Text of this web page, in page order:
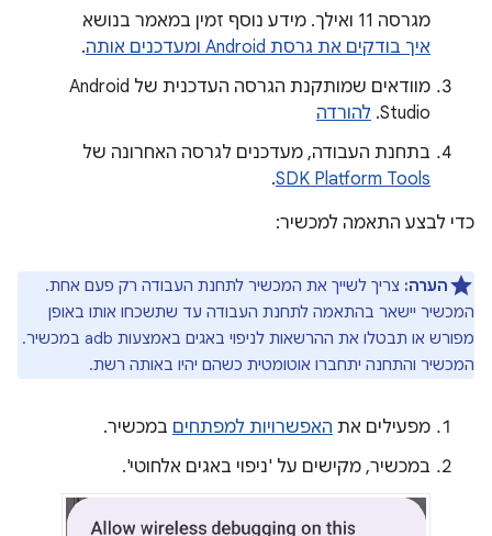
מגרסה 11 ואילך. מידע נוסף זמין במאמר בנושא
איך בודקים את גרסת Android ומעדכנים אותה
.
מוודאים שמותקנת הגרסה העדכנית של Android
Studio. להורדה
בתחנת העבודה, מעדכנים לגרסה האחרונה של
SDK Platform Tools
.
כדי לבצע התאמה למכשיר:
הערה: צריך לשייך את המכשיר לתחנת העבודה רק פעם אחת.
המכשיר יישאר בהתאמה לתחנת העבודה עד שתשכחו אותו באופן
מפורש או תבטלו את ההרשאות לניפוי באגים באמצעות adb במכשיר.
המכשיר והתחנה יתחברו אוטומטית כשהם יהיו באותה רשת.
מפעילים את האפשרויות למפתחים במכשיר.
במכשיר, מקישים על 'ניפוי באגים אלחוטי'.